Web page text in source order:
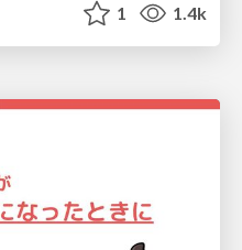
1 1.4k